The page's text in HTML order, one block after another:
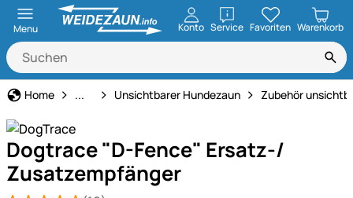
Menu Konto ServiceöffnenFavoriten Warenkorb
Home Hundezaun & Freilauf
... Unsichtbarer Hundezaun Zubehör
Dogtrace "D-Fence" Ersatz-/
Zusatzempfänger